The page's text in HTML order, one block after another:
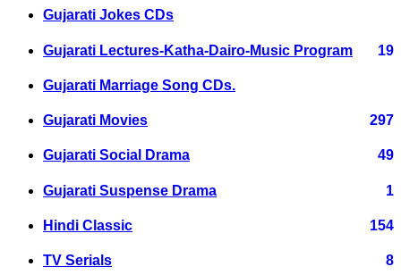
Gujarati Jokes CDs
Gujarati Lectures-Katha-Dairo-Music Program 19
Gujarati Marriage Song CDs.
Gujarati Movies 297
Gujarati Social Drama 49
Gujarati Suspense Drama 1
Hindi Classic 154
TV Serials 8